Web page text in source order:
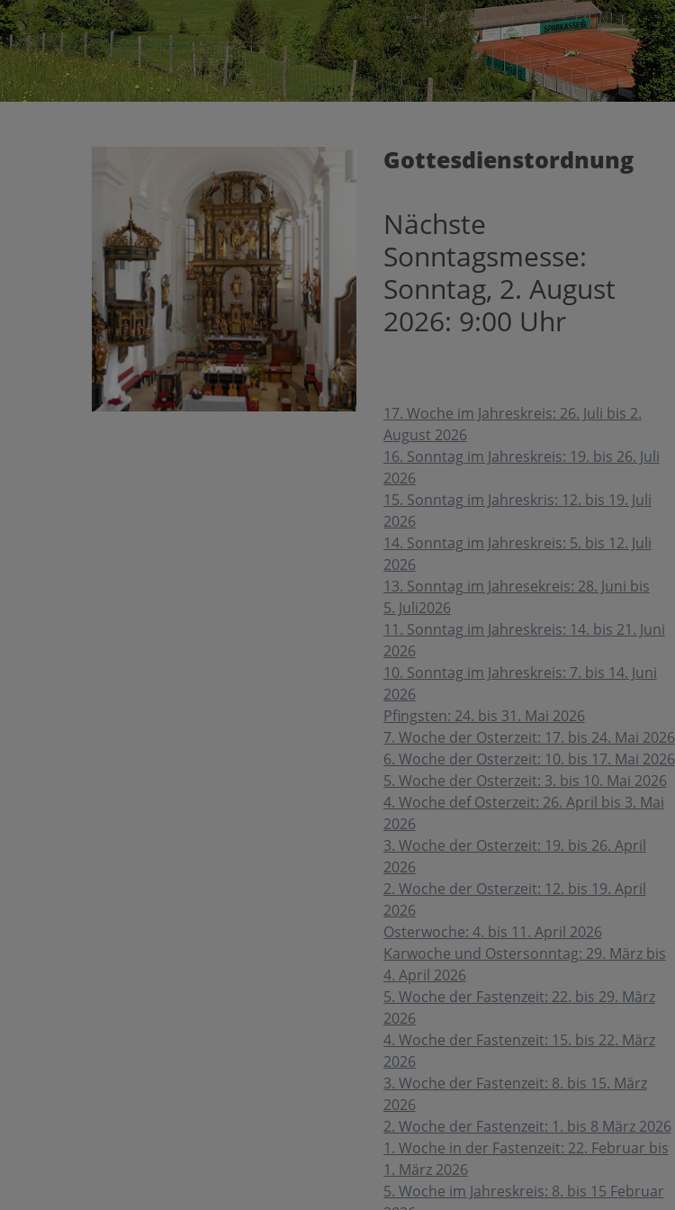
Gottesdienstordnung
Nächste
Sonntagsmesse:
Sonntag, 2. August
2026: 9:00 Uhr
17. Woche im Jahreskreis: 26. Juli bis 2.
August 2026
16. Sonntag im Jahreskreis: 19. bis 26. Juli
2026
15. Sonntag im Jahreskris: 12. bis 19. Juli
2026
14. Sonntag im Jahreskreis: 5. bis 12. Juli
2026
13. Sonntag im Jahresekreis: 28. Juni bis
5. Juli2026
11. Sonntag im Jahreskreis: 14. bis 21. Juni
2026
10. Sonntag im Jahreskreis: 7. bis 14. Juni
2026
Pfingsten: 24. bis 31. Mai 2026
7. Woche der Osterzeit: 17. bis 24. Mai 2026
6. Woche der Osterzeit: 10. bis 17. Mai 2026
5. Woche der Osterzeit: 3. bis 10. Mai 2026
4. Woche def Osterzeit: 26. April bis 3. Mai
2026
3. Woche der Osterzeit: 19. bis 26. April
2026
2. Woche der Osterzeit: 12. bis 19. April
2026
Osterwoche: 4. bis 11. April 2026
Karwoche und Ostersonntag: 29. März bis
4. April 2026
5. Woche der Fastenzeit: 22. bis 29. März
2026
4. Woche der Fastenzeit: 15. bis 22. März
2026
3. Woche der Fastenzeit: 8. bis 15. März
2026
2. Woche der Fastenzeit: 1. bis 8 März 2026
1. Woche in der Fastenzeit: 22. Februar bis
1. März 2026
5. Woche im Jahreskreis: 8. bis 15 Februar